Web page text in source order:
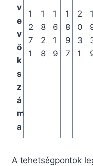
v
e
v
ő
k
s
z
á
m
a
1
2
7
1
1
8
2
8
1
6
1
9
1
8
9
7
2
0
3
1
1
A tehetségpontok